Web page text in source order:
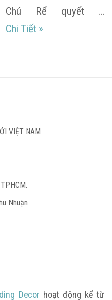
có đòi được tiền cọc nhà
Chú Rể quyết …
Chi Tiết Đặt dịch vụ xong
»
VIỆT NAM
Nhuận
Decor hoạt động kể từ